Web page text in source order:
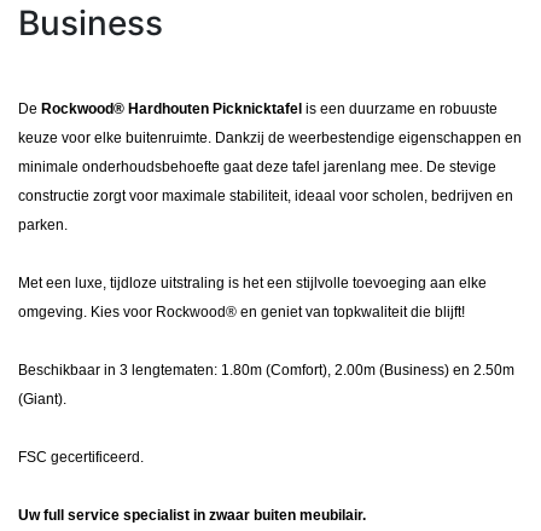
Business
De Rockwood® Hardhouten Picknicktafel is een duurzame en robuuste
keuze voor elke buitenruimte. Dankzij de weerbestendige eigenschappen en
minimale onderhoudsbehoefte gaat deze tafel jarenlang mee. De stevige
constructie zorgt voor maximale stabiliteit, ideaal voor scholen, bedrijven en
parken.
Met een luxe, tijdloze uitstraling is het een stijlvolle toevoeging aan elke
omgeving. Kies voor Rockwood® en geniet van topkwaliteit die blijft!
Beschikbaar in 3 lengtematen: 1.80m (Comfort), 2.00m (Business) en 2.50m
(Giant).
FSC gecertificeerd.
Uw full service specialist in zwaar buiten meubilair.